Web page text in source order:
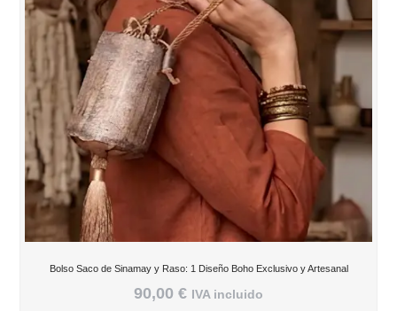
Bolso Saco de Sinamay y Raso: 1 Diseño Boho Exclusivo y Artesanal
90,00 € IVA incluido